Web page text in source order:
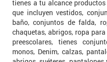
tienes a tu alcance
que incluyen vestidos,
baño, conjuntos de falda,
chaquetas, abrigos, ropa
preescolares, tienes
monos, Denim, calzas,